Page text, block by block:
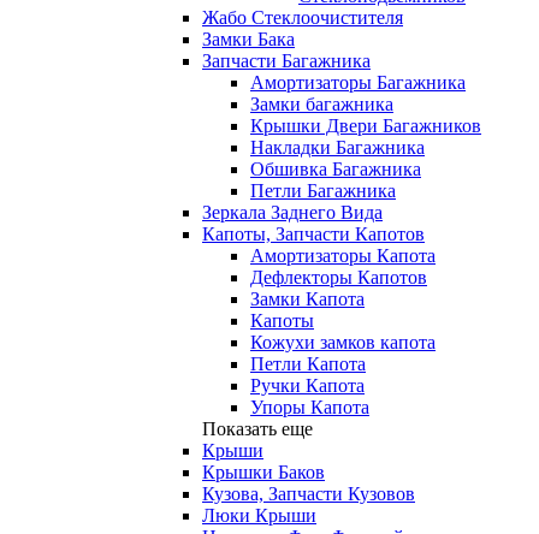
Жабо Стеклоочистителя
Замки Бака
Запчасти Багажника
Амортизаторы Багажника
Замки багажника
Крышки Двери Багажников
Накладки Багажника
Обшивка Багажника
Петли Багажника
Зеркала Заднего Вида
Капоты, Запчасти Капотов
Амортизаторы Капота
Дефлекторы Капотов
Замки Капота
Капоты
Кожухи замков капота
Петли Капота
Ручки Капота
Упоры Капота
Показать еще
Крыши
Крышки Баков
Кузова, Запчасти Кузовов
Люки Крыши